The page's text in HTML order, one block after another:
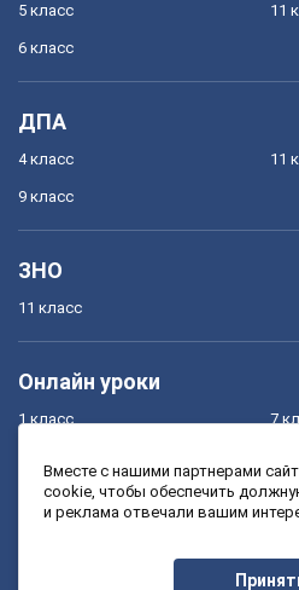
5 класс
6 класс
11
ДПА
4 класс
9 класс
11
ЗНО
11 класс
Онлайн уроки
1 класс
3 класс
7
9
Вместе с нашими партнерами
cookie, чтобы обеспечить
и реклама отвечали вашим